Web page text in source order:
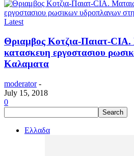
Latest
Θριαμβος Κοτζια-Παιατ-
κατασκευη εργοστασιου
Καλαματα
moderator -
July 15, 2018
0
Ελλαδα